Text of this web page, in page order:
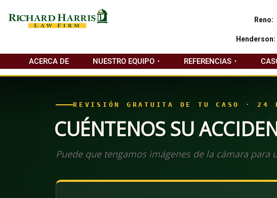
Reno:
Henderson:
ACERCA DE NUESTRO EQUIPO REFERENCIAS
REVISIÓN GRATUITA DE TU CASO ·
CUÉNTENOS SU
Puede que tengamos imágenes de la cámara para